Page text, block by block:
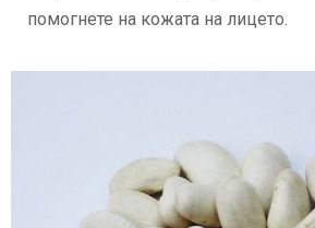
помогнете на кожата на лицето.